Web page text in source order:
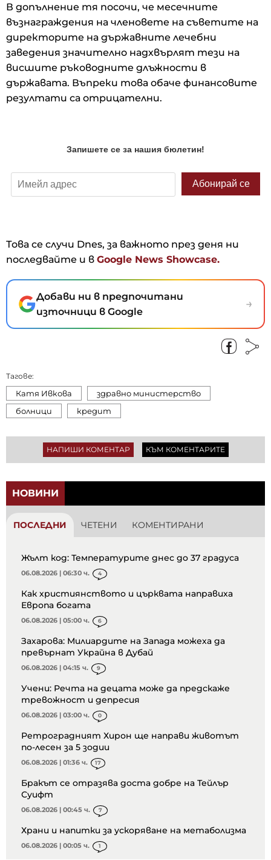
В допълнение тя посочи, че месечните
възнаграждения на членовете на съветите на
директорите на държавните лечебни
заведения значително надхвърлят тези на
висшите ръководните длъжности в
държавата. Въпреки това обаче финансовите
резултати са отрицателни.
Това се случи Dnes, за важното през деня ни
последвайте и в Google News Showcase.
Добави ни в предпочитани
източници в Google
→
Тагове:
Катя Ивкова
здравно министерство
болници
кредит
НАПИШИ КОМЕНТАР КЪМ КОМЕНТАРИТЕ
НОВИНИ
ПОСЛЕДНИ ЧЕТЕНИ КОМЕНТИРАНИ
Жълт код: Температурите днес до 37 градуса
06.08.2026 | 06:30 ч. 4
Как християнството и църквата направиха
Европа богата
06.08.2026 | 05:00 ч. 6
Захарова: Милиардите на Запада можеха да
превърнат Украйна в Дубай
06.08.2026 | 04:15 ч. 9
Учени: Речта на децата може да предскаже
тревожност и депресия
06.08.2026 | 03:00 ч. 0
Ретроградният Хирон ще направи животът
по-лесен за 5 зодии
06.08.2026 | 01:36 ч. 17
Бракът се отразява доста добре на Тейлър
Суифт
06.08.2026 | 00:45 ч. 7
Храни и напитки за ускоряване на метаболизма
06.08.2026 | 00:05 ч. 1